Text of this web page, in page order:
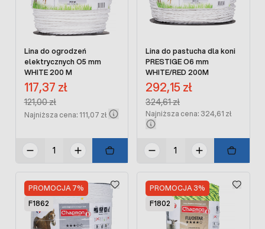
Lina do ogrodzeń
elektrycznych O5 mm
WHITE 200 M
Cena promocyjna:
117,37 zł
Regular Price:
121,00 zł
Najniższa cena: 111,07 zł
Lina do pastucha dla koni
PRESTIGE O6 mm
WHITE/RED 200M
Cena promocyjna:
292,15 zł
Regular Price:
324,61 zł
Najniższa cena: 324,61 zł
PROMOCJA 7%
F1862
PROMOCJA 3%
F1802